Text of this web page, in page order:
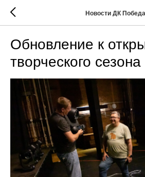
Новости ДК Победа
Обновление к
творческого сезона